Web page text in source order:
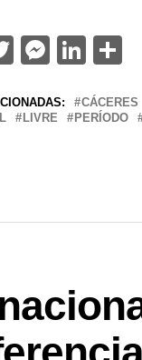
Twitter
CÁCERES
LIVRE PERÍODO